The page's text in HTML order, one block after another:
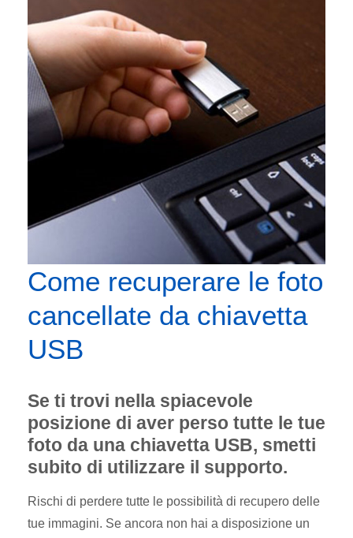
Come recuperare le foto
cancellate da chiavetta
USB
Se ti trovi nella spiacevole
posizione di aver perso tutte le tue
foto da una chiavetta USB, smetti
subito di utilizzare il supporto.
Rischi di perdere tutte le possibilità di recupero delle
tue immagini. Se ancora non hai a disposizione un